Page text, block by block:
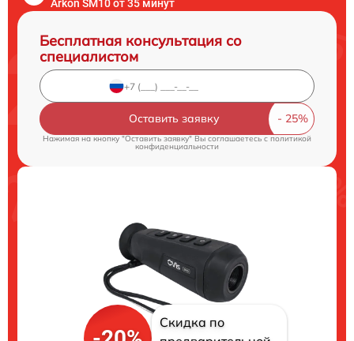
Arkon SM10 от 35 минут
Бесплатная консультация со
специалистом
Оставить заявку
Нажимая на кнопку "Оставить заявку" Вы соглашаетесь c политикой
конфиденциальности
Скидка по